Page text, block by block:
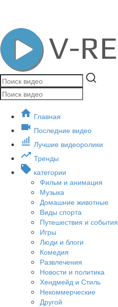
Главная
Последние видео
Лучшие видеоролики
Тренды
категории
Фильм и анимация
Музыка
Домашние животные
Виды спорта
Путешествия и события
Игры
Люди и блоги
Комедия
Развлечения
Новости и политика
Хендмейд и Стиль
Некоммерческие
Другой